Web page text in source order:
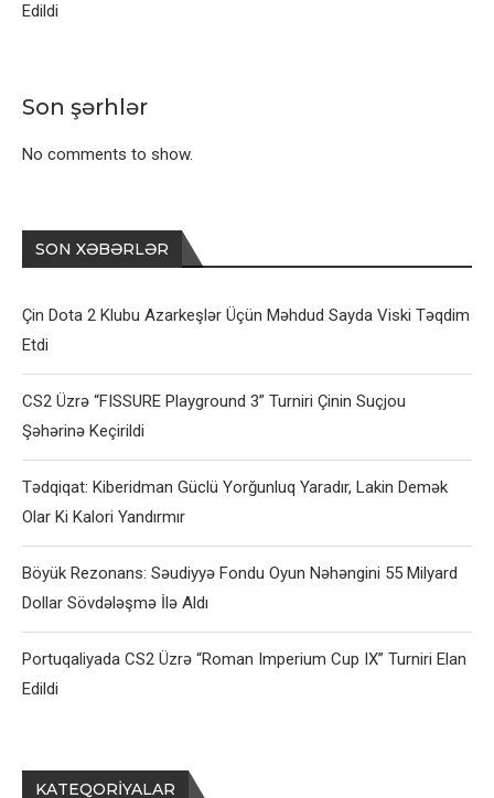
Edildi
Son şərhlər
No comments to show.
SON XƏBƏRLƏR
Çin Dota 2 Klubu Azarkeşlər Üçün Məhdud Sayda Viski Təqdim
Etdi
CS2 Üzrə “FISSURE Playground 3” Turniri Çinin Suçjou
Şəhərinə Keçirildi
Tədqiqat: Kiberidman Güclü Yorğunluq Yaradır, Lakin Demək
Olar Ki Kalori Yandırmır
Böyük Rezonans: Səudiyyə Fondu Oyun Nəhəngini 55 Milyard
Dollar Sövdələşmə İlə Aldı
Portuqaliyada CS2 Üzrə “Roman Imperium Cup IX” Turniri Elan
Edildi
KATEQORIYALAR